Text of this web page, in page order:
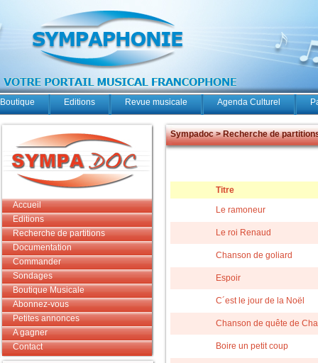
Boutique Editions Revue musicale Agenda Culturel
Accueil
Editions
Recherche de partitions
Documentation
Commander
Sondages
Boutique Musicale
Abonnez-vous
Petites annonces
A gagner
Contact
Sympadoc > Recherche de
Titre
Le ramoneur
Le roi Renaud
Chanson de goliard
Espoir
C´est le jour de la Noël
Chanson de quête de
Boire un petit coup